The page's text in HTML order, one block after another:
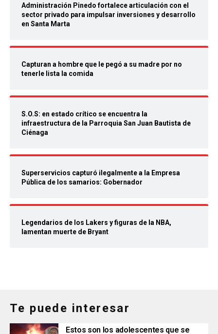
Administración Pinedo fortalece articulación con el
sector privado para impulsar inversiones y desarrollo
en Santa Marta
Capturan a hombre que le pegó a su madre por no
tenerle lista la comida
S.O.S: en estado crítico se encuentra la
infraestructura de la Parroquia San Juan Bautista de
Ciénaga
Superservicios capturó ilegalmente a la Empresa
Pública de los samarios: Gobernador
Legendarios de los Lakers y figuras de la NBA,
lamentan muerte de Bryant
Te puede interesar
Estos son los adolescentes que se